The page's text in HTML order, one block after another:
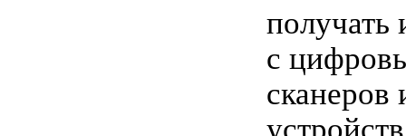
получать
с
сканеров